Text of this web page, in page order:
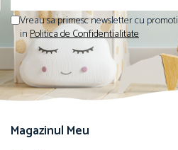
Vreau sa primesc newsletter cu
inPolitica de Confidentialitate
Magazinul Meu